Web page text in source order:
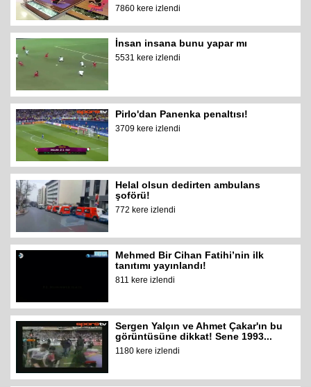
7860 kere izlendi
İnsan insana bunu yapar mı
5531 kere izlendi
Pirlo'dan Panenka penaltısı!
3709 kere izlendi
Helal olsun dedirten ambulans
şoförü!
772 kere izlendi
Mehmed Bir Cihan Fatihi’nin ilk
tanıtımı yayınlandı!
811 kere izlendi
Sergen Yalçın ve Ahmet Çakar'ın bu
görüntüsüne dikkat! Sene 1993...
1180 kere izlendi